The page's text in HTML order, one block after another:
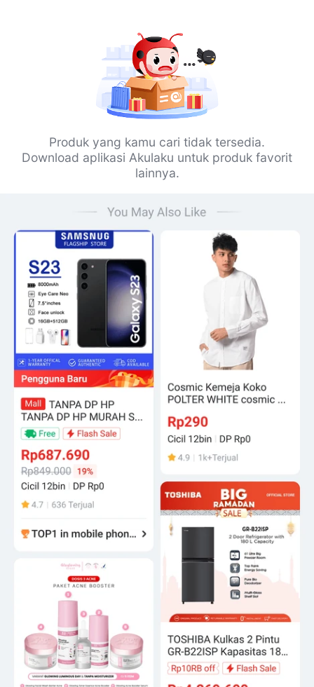
Produk yang kamu cari tidak tersedia.
Download aplikasi Akulaku untuk produk favorit
lainnya.